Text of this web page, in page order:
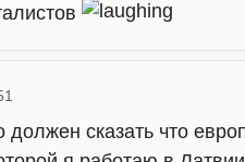
сказать что